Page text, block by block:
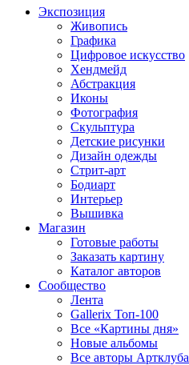
Экспозиция
Живопись
Графика
Цифровое искусство
Хендмейд
Абстракция
Иконы
Фотография
Скульптура
Детские рисунки
Дизайн одежды
Стрит-арт
Бодиарт
Интерьер
Вышивка
Магазин
Готовые работы
Заказать картину
Каталог авторов
Сообщество
Лента
Gallerix Топ-100
Все «Картины дня»
Новые альбомы
Все авторы Артклуба